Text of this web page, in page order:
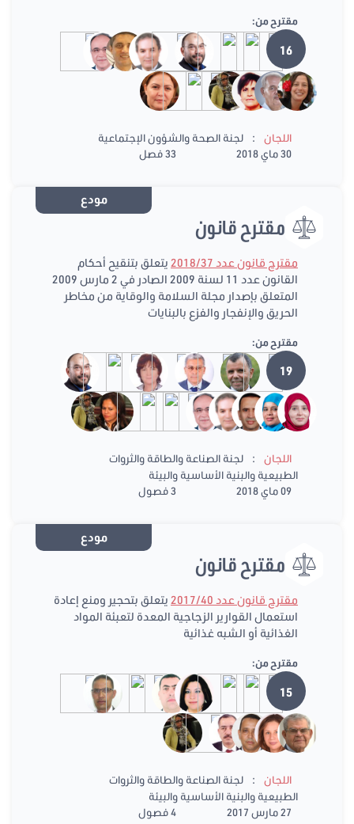
مقترح من:
16
اللجان :
لجنة الصحة والشؤون الإجتماعية
30 ماي 2018
33 فصل
مودع
مقترح قانون
مقترح قانون عدد 2018/37
يتعلق بتنقيح أحكام
القانون عدد 11 لسنة 2009 الصادر في 2 مارس 2009
المتعلق بإصدار مجلة السلامة والوقاية من مخاطر
الحريق والإنفجار والفزع بالبنايات
مقترح من:
19
اللجان :
لجنة الصناعة والطاقة والثروات
الطبيعية والبنية الأساسية والبيئة
09 ماي 2018
3 فصول
مودع
مقترح قانون
مقترح قانون عدد 2017/40
يتعلق بتحجير ومنع إعادة
استعمال القوارير الزجاجية المعدة لتعبئة المواد
الغذائية أو الشبه غذائية
مقترح من:
15
اللجان :
لجنة الصناعة والطاقة والثروات
الطبيعية والبنية الأساسية والبيئة
27 مارس 2017
4 فصول